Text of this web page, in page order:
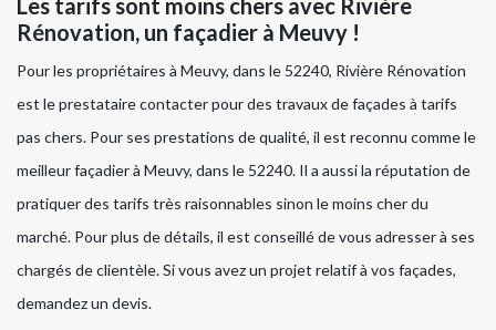
Les tarifs sont moins chers avec Rivière
Rénovation, un façadier à Meuvy !
Pour les propriétaires à Meuvy, dans le 52240, Rivière Rénovation
est le prestataire contacter pour des travaux de façades à tarifs
pas chers. Pour ses prestations de qualité, il est reconnu comme le
meilleur façadier à Meuvy, dans le 52240. Il a aussi la réputation de
pratiquer des tarifs très raisonnables sinon le moins cher du
marché. Pour plus de détails, il est conseillé de vous adresser à ses
chargés de clientèle. Si vous avez un projet relatif à vos façades,
demandez un devis.